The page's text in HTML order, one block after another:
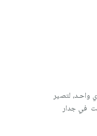
لتصير
في جدار